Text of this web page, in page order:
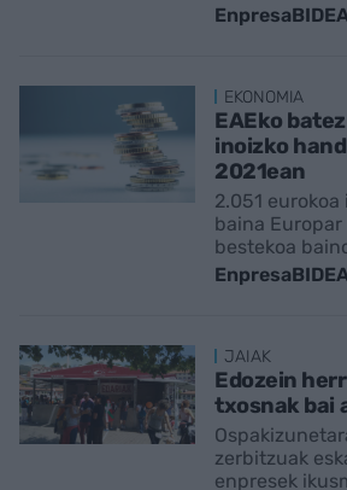
EKONOMIA
EAEko
inoizko
2021ean
2.051
baina
bestekoa
JAIAK
Edozein
txosnak bai
zerbitzuak
enpresek